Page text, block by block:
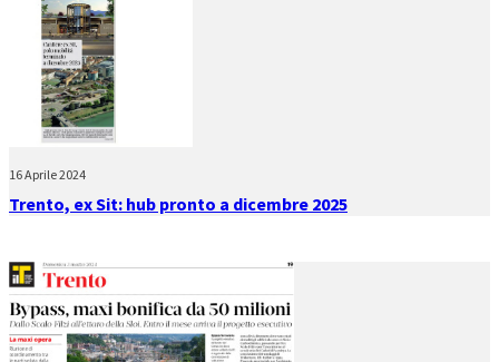
16 Aprile 2024
Trento, ex Sit: hub pronto a dicembre 2025